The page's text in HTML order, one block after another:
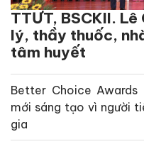
TTƯT, BSCKII.
lý, thầy thuốc,
tâm huyết
Better Choice
mới sáng tạo vì người
gia